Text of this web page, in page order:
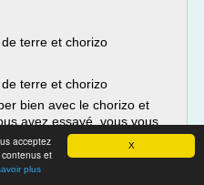
X
acceptez
et
plus
terre et chorizo
terre et chorizo
bien avec le chorizo et
avez essayé, vous vous
sur ! C'est comme une
blog plusieurs